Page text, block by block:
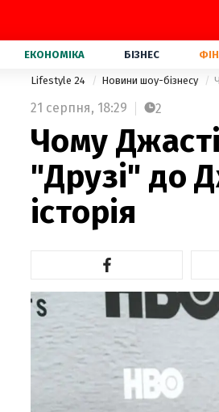
ЕКОНОМІКА БІЗНЕС
Lifestyle 24 Новини шоу-бізнесу
21 серпня, 18:29 2
Чому
"Друзі" до
історія